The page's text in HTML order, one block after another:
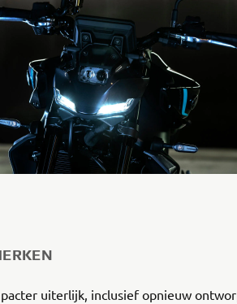
uiterlijk, inclusief opnieuw